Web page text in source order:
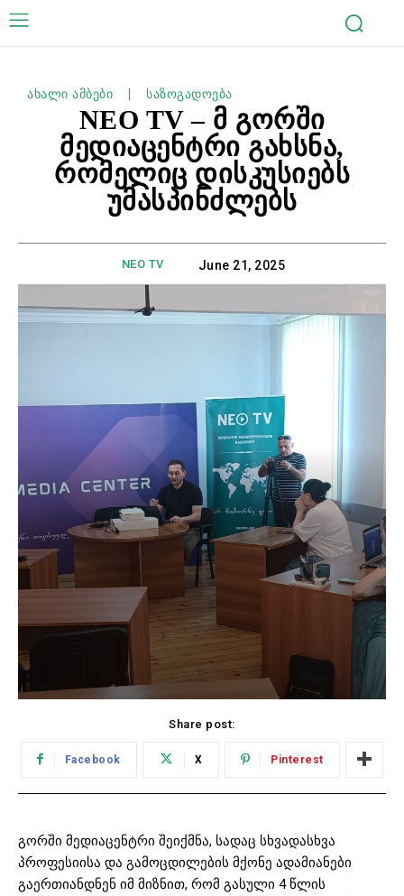
ახალი ამბები საზოგადოება
NEO TV – მ გორში
მედიაცენტრი გახსნა,
რომელიც დისკუსიებს
უმასპინძლებს
NEO TV June 21, 2025
Share post:
Facebook X Pinterest
გორში მედიაცენტრი შეიქმნა, სადაც სხვადასხვა
პროფესიისა და გამოცდილების მქონე ადამიანები
გაერთიანდნენ იმ მიზნით, რომ გასული 4 წლის